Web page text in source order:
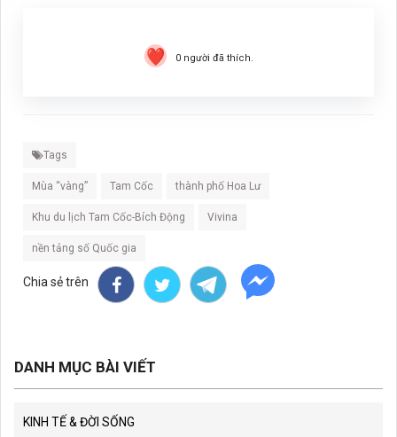
0người đã thích.
Tags
Mùa “vàng” Tam Cốc thành phố Hoa Lư
Khu du lịch Tam Cốc-Bích Động Vivina
nền tảng số Quốc gia
Chia sẻ trên
DANH MỤC BÀI VIẾT
KINH TẾ & ĐỜI SỐNG